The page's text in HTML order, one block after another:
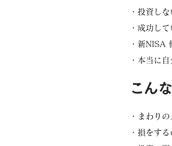
・投資し
・成功し
・新NISA
・本当に
こん
・まわり
・損をす